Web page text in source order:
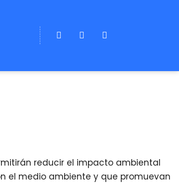
reducir el impacto ambiental
el medio ambiente y que promuevan